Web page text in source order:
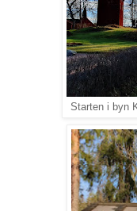
Starten i byn